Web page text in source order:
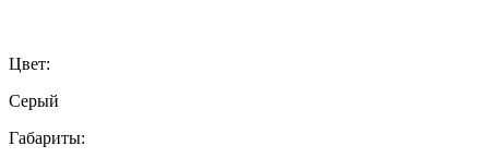
Цвет:
Серый
Габариты: